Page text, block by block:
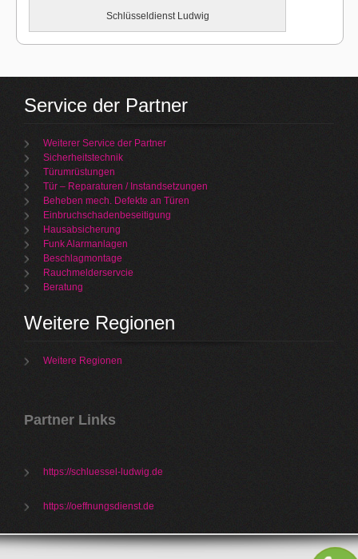
Schlüsseldienst Ludwig
Service der Partner
Weiterer Service der Partner
Sicherheitstechnik
Türumrüstungen
Tür – Reparaturen / Instandsetzungen
Beheben mech. Defekte an Türen
Einbruchschadenbeseitigung
Hausabsicherung
Funk Alarmanlagen
Beschlagmontage
Rauchmelderservcie
Beratung
Weitere Regionen
Weitere Regionen
Partner Links
https://schluessel-ludwig.de
https://oeffnungsdienst.de